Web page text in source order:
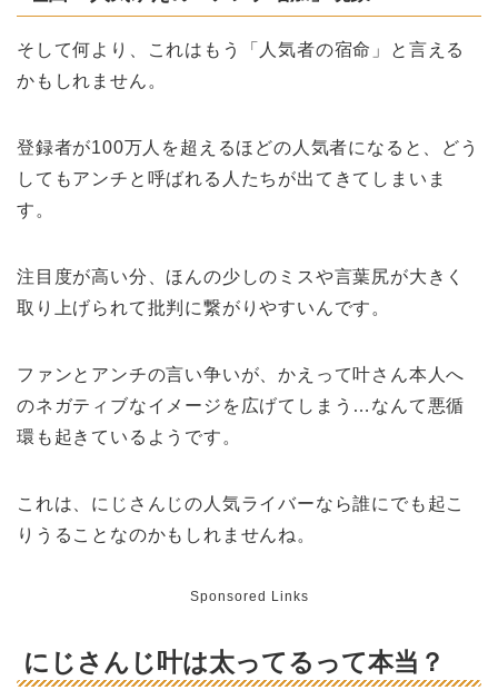
そして何より、これはもう「人気者の宿命」と言える
かもしれません。
登録者が100万人を超えるほどの人気者になると、どう
してもアンチと呼ばれる人たちが出てきてしまいま
す。
注目度が高い分、ほんの少しのミスや言葉尻が大きく
取り上げられて批判に繋がりやすいんです。
ファンとアンチの言い争いが、かえって叶さん本人へ
のネガティブなイメージを広げてしまう…なんて悪循
環も起きているようです。
これは、にじさんじの人気ライバーなら誰にでも起こ
りうることなのかもしれませんね。
Sponsored Links
にじさんじ叶は太ってるって本当？